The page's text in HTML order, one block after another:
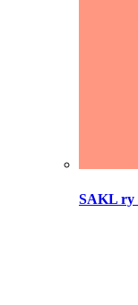
SAKL ry